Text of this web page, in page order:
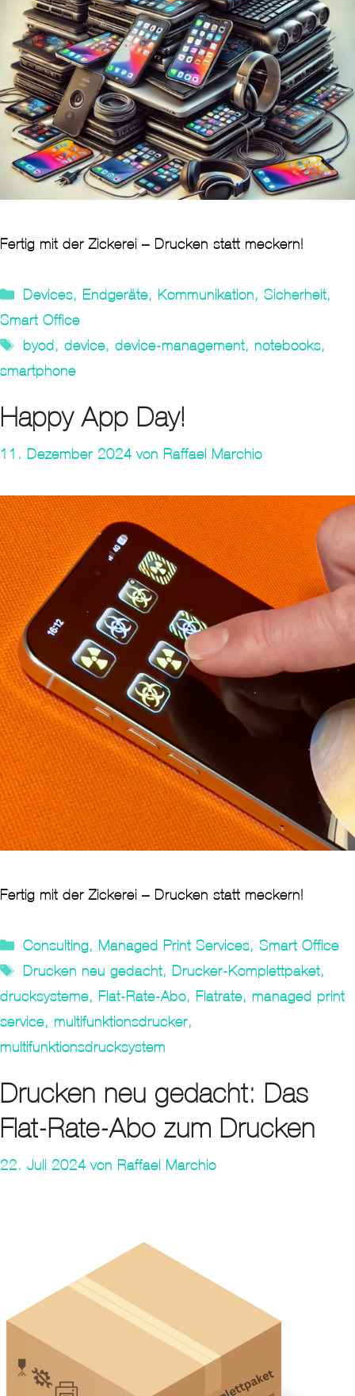
Fertig mit der Zickerei – Drucken statt meckern!
Kategorien
Devices, Endgeräte, Kommunikation, Sicherheit,
Smart Office
Tags
byod , device, device-management, notebooks,
smartphone
Happy App Day!
11. Dezember 2024 von Raffael Marchio
Fertig mit der Zickerei – Drucken statt meckern!
Kategorien
Consulting, Managed Print Services, Smart Office
Tags
Drucken neu gedacht, Drucker-Komplettpaket,
drucksysteme, Flat-Rate-Abo, Flatrate, managed print
service, multifunktionsdrucker,
multifunktionsdrucksystem
Drucken neu gedacht: Das
Flat-Rate-Abo zum Drucken
22. Juli 2024 von Raffael Marchio